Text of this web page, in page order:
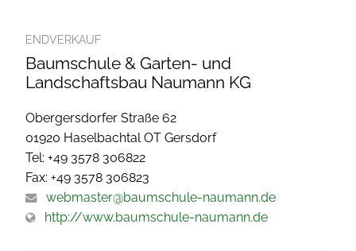
ENDVERKAUF
Baumschule & Garten- und
Landschaftsbau Naumann KG
Obergersdorfer Straße 62
01920 Haselbachtal OT Gersdorf
Tel: +49 3578 306822
Fax: +49 3578 306823
webmaster@baumschule-naumann.de
http://www.baumschule-naumann.de